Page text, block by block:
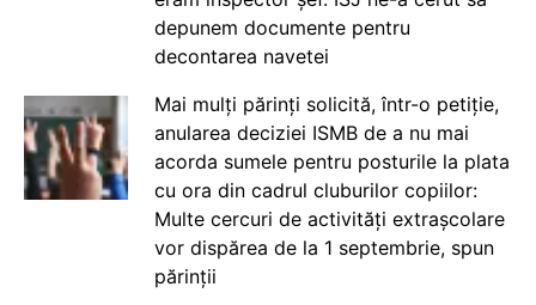
depunem documente pentru
decontarea navetei
Mai mulți părinți solicită, într-o petiție,
anularea deciziei ISMB de a nu mai
acorda sumele pentru posturile la plata
cu ora din cadrul cluburilor copiilor:
Multe cercuri de activități extrașcolare
vor dispărea de la 1 septembrie, spun
părinții